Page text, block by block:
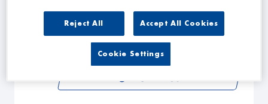
14.75
17530 ARVERT
Ouvert 08:00 - 12:00 et 14:00 -
18:00
TÉLÉPHONE
Reject All Accept All Cookies
Cookie Settings